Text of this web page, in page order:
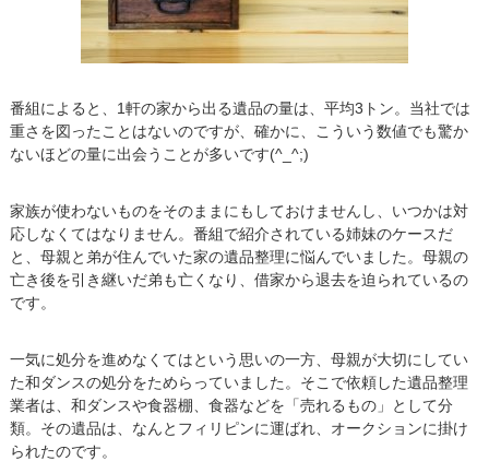
番組によると、1軒の家から出る遺品の量は、平均3トン。当社では
重さを図ったことはないのですが、確かに、こういう数値でも驚か
ないほどの量に出会うことが多いです(^_^;)
家族が使わないものをそのままにもしておけませんし、いつかは対
応しなくてはなりません。番組で紹介されている姉妹のケースだ
と、母親と弟が住んでいた家の遺品整理に悩んでいました。母親の
亡き後を引き継いだ弟も亡くなり、借家から退去を迫られているの
です。
一気に処分を進めなくてはという思いの一方、母親が大切にしてい
た和ダンスの処分をためらっていました。そこで依頼した遺品整理
業者は、和ダンスや食器棚、食器などを「売れるもの」として分
類。その遺品は、なんとフィリピンに運ばれ、オークションに掛け
られたのです。